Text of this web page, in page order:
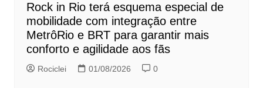
Rock in Rio terá esquema especial de
mobilidade com integração entre
MetrôRio e BRT para garantir mais
conforto e agilidade aos fãs
Rociclei 01/08/2026 0